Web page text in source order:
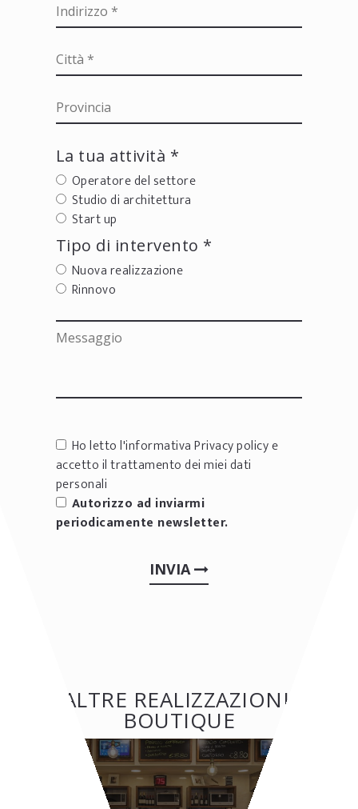
La tua attività *
Operatore del settore
Studio di architettura
Start up
Tipo di intervento *
Nuova realizzazione
Rinnovo
Ho letto l'informativaPrivacy policye
accetto il trattamento dei miei dati
personali
Autorizzo ad inviarmi
periodicamente newsletter.
INVIA
ALTRE REALIZZAZIONI:
BOUTIQUE